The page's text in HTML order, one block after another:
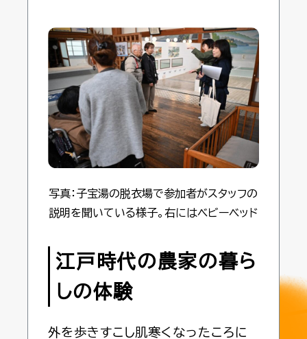
写真：子宝湯の脱衣場で参加者がスタッフの
説明を聞いている様子。右にはベビーベッド
江戸時代の農家の暮ら
しの体験
外を歩きすこし肌寒くなったころに